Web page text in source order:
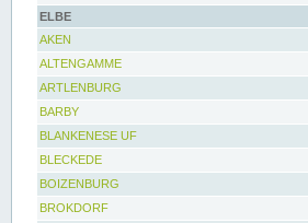
ELBE
AKEN
ALTENGAMME
ARTLENBURG
BARBY
BLANKENESE UF
BLECKEDE
BOIZENBURG
BROKDORF